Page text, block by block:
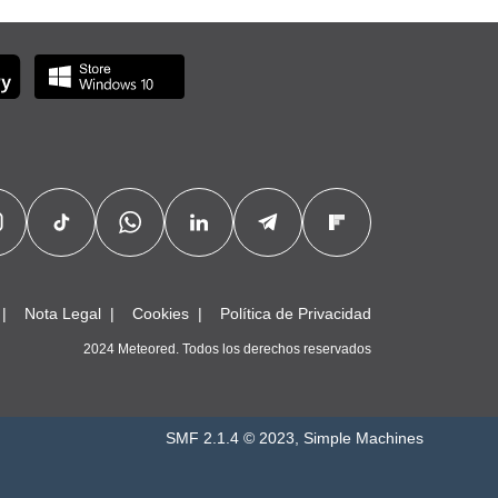
Nota Legal Cookies Política de Privacidad
2024 Meteored. Todos los derechos reservados
SMF 2.1.4 © 2023, Simple Machines